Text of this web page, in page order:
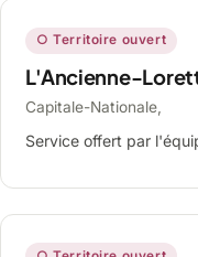
○ Territoire ouvert
L'Ancienne-
Capitale-Nationale,
Service offert par